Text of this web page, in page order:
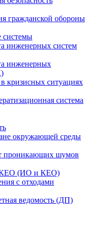
гражданской обороны
системы
инженерных систем
инженерных
кризисных ситуациях
система
окружающей среды
проникающих шумов
КЕО (ИО и КЕО)
с отходами
ведомость (ДП)